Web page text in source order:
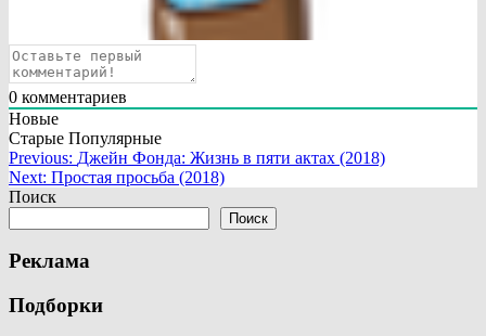
0 комментариев
Новые
Старые Популярные
Навигация
по
Previous: Джейн Фонда: Жизнь в пяти актах (2018)
Next: Простая просьба (2018)
Поиск
Поиск
Реклама
Подборки